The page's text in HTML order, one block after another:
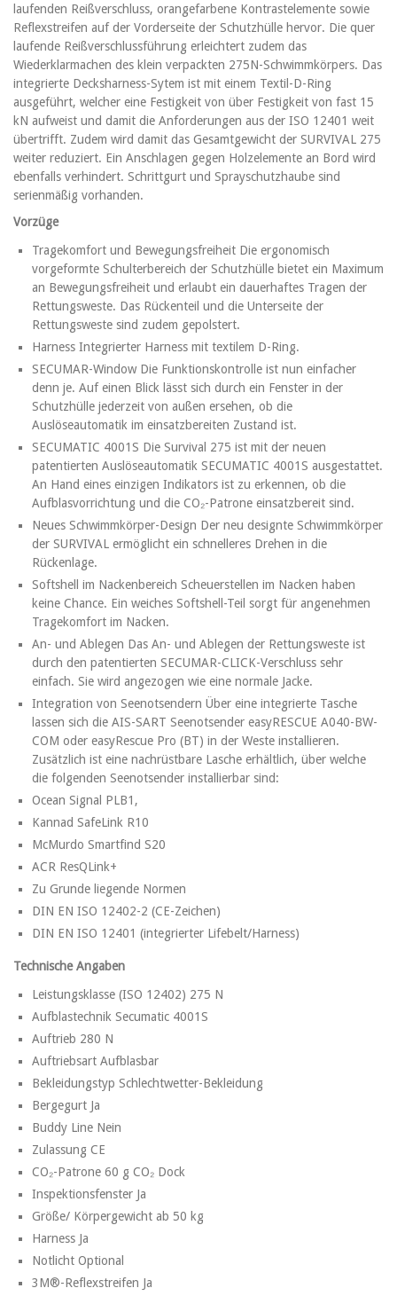
laufenden Reißverschluss, orangefarbene Kontrastelemente sowie
Reflexstreifen auf der Vorderseite der Schutzhülle hervor. Die quer
laufende Reißverschlussführung erleichtert zudem das
Wiederklarmachen des klein verpackten 275N-Schwimmkörpers. Das
integrierte Decksharness-Sytem ist mit einem Textil-D-Ring
ausgeführt, welcher eine Festigkeit von über Festigkeit von fast 15
kN aufweist und damit die Anforderungen aus der ISO 12401 weit
übertrifft. Zudem wird damit das Gesamtgewicht der SURVIVAL 275
weiter reduziert. Ein Anschlagen gegen Holzelemente an Bord wird
ebenfalls verhindert. Schrittgurt und Sprayschutzhaube sind
serienmäßig vorhanden.
Vorzüge
Tragekomfort und Bewegungsfreiheit Die ergonomisch
vorgeformte Schulterbereich der Schutzhülle bietet ein Maximum
an Bewegungsfreiheit und erlaubt ein dauerhaftes Tragen der
Rettungsweste. Das Rückenteil und die Unterseite der
Rettungsweste sind zudem gepolstert.
Harness Integrierter Harness mit textilem D-Ring.
SECUMAR-Window Die Funktionskontrolle ist nun einfacher
denn je. Auf einen Blick lässt sich durch ein Fenster in der
Schutzhülle jederzeit von außen ersehen, ob die
Auslöseautomatik im einsatzbereiten Zustand ist.
SECUMATIC 4001S Die Survival 275 ist mit der neuen
patentierten Auslöseautomatik SECUMATIC 4001S ausgestattet.
An Hand eines einzigen Indikators ist zu erkennen, ob die
Aufblasvorrichtung und die CO₂-Patrone einsatzbereit sind.
Neues Schwimmkörper-Design Der neu designte Schwimmkörper
der SURVIVAL ermöglicht ein schnelleres Drehen in die
Rückenlage.
Softshell im Nackenbereich Scheuerstellen im Nacken haben
keine Chance. Ein weiches Softshell-Teil sorgt für angenehmen
Tragekomfort im Nacken.
An- und Ablegen Das An- und Ablegen der Rettungsweste ist
durch den patentierten SECUMAR-CLICK-Verschluss sehr
einfach. Sie wird angezogen wie eine normale Jacke.
Integration von Seenotsendern Über eine integrierte Tasche
lassen sich die AIS-SART Seenotsender easyRESCUE A040-BW-
COM oder easyRescue Pro (BT) in der Weste installieren.
Zusätzlich ist eine nachrüstbare Lasche erhältlich, über welche
die folgenden Seenotsender installierbar sind:
Ocean Signal PLB1,
Kannad SafeLink R10
McMurdo Smartfind S20
ACR ResQLink+
Zu Grunde liegende Normen
DIN EN ISO 12402-2 (CE-Zeichen)
DIN EN ISO 12401 (integrierter Lifebelt/Harness)
Technische Angaben
Leistungsklasse (ISO 12402) 275 N
Aufblastechnik Secumatic 4001S
Auftrieb 280 N
Auftriebsart Aufblasbar
Bekleidungstyp Schlechtwetter-Bekleidung
Bergegurt Ja
Buddy Line Nein
Zulassung CE
CO₂-Patrone 60 g CO₂ Dock
Inspektionsfenster Ja
Größe/ Körpergewicht ab 50 kg
Harness Ja
Notlicht Optional
3M®-Reflexstreifen Ja